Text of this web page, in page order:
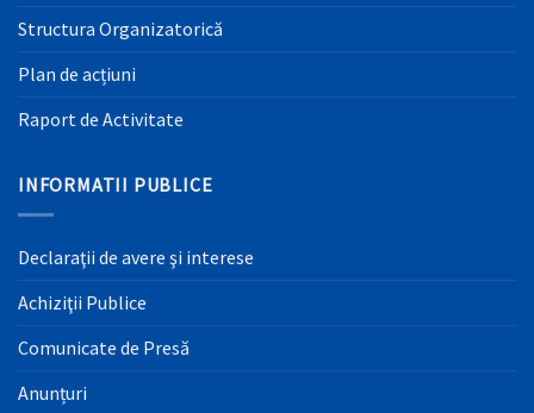
Structura Organizatorică
Plan de acțiuni
Raport de Activitate
INFORMATII PUBLICE
Declaraţii de avere şi interese
Achiziţii Publice
Comunicate de Presă
Anunțuri